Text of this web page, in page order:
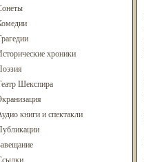
хроники
Шекспира
книги и спектакли